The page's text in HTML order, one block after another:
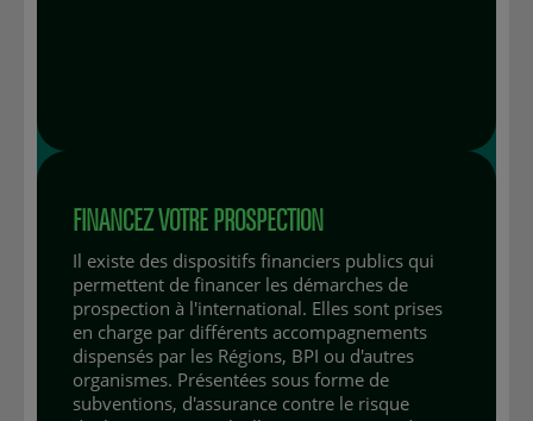
FINANCEZ VOTRE PROSPECTION
Il existe des dispositifs financiers publics qui
permettent de financer les démarches de
prospection à l'international. Elles sont prises
en charge par différents accompagnements
dispensés par les Régions, BPI ou d'autres
organismes. Présentées sous forme de
subventions, d'assurance contre le risque